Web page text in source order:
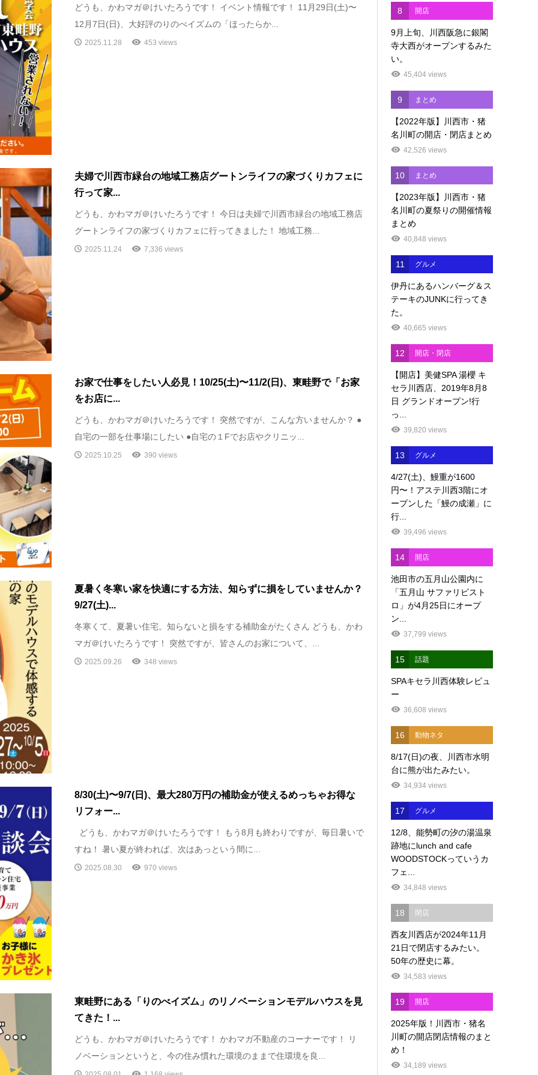
どうも、かわマガ＠けいたろうです！ イベント情報です！ 11月29日(土)〜
12月7日(日)、大好評のりのべイズムの「ほったらか...
2025.11.28 453 views
夫婦で川西市緑台の地域工務店グートンライフの家づくりカフェに
行って家...
どうも、かわマガ＠けいたろうです！ 今日は夫婦で川西市緑台の地域工務店
グートンライフの家づくりカフェに行ってきました！ 地域工務...
2025.11.24 7,336 views
お家で仕事をしたい人必見！10/25(土)〜11/2(日)、東畦野で「お家
をお店に...
どうも、かわマガ＠けいたろうです！ 突然ですが、こんな方いませんか？ ●
自宅の一部を仕事場にしたい ●自宅の１Fでお店やクリニッ...
2025.10.25 390 views
夏暑く冬寒い家を快適にする方法、知らずに損をしていませんか？
9/27(土)...
冬寒くて、夏暑い住宅。知らないと損をする補助金がたくさん どうも、かわ
マガ＠けいたろうです！ 突然ですが、皆さんのお家について、...
2025.09.26 348 views
8/30(土)〜9/7(日)、最大280万円の補助金が使えるめっちゃお得な
リフォー...
どうも、かわマガ＠けいたろうです！ もう8月も終わりですが、毎日暑いで
すね！ 暑い夏が終われば、次はあっという間に...
2025.08.30 970 views
東畦野にある「りのべイズム」のリノベーションモデルハウスを見
てきた！...
どうも、かわマガ＠けいたろうです！ かわマガ不動産のコーナーです！ リ
ノベーションというと、今の住み慣れた環境のままで住環境を良...
8 開店
9月上旬、川西阪急に銀閣
寺大西がオープンするみた
い。
45,404 views
9 まとめ
【2022年版】川西市・猪
名川町の開店・閉店まとめ
42,526 views
10 まとめ
【2023年版】川西市・猪
名川町の夏祭りの開催情報
まとめ
40,848 views
11 グルメ
伊丹にあるハンバーグ＆ス
テーキのJUNKに行ってき
た。
40,665 views
12 開店・閉店
【開店】美健SPA 湯櫻 キ
セラ川西店、2019年8月8
日 グランドオープン!行
っ...
39,820 views
13 グルメ
4/27(土)、鰻重が1600
円〜！アステ川西3階にオ
ープンした「鰻の成瀬」に
行...
39,496 views
14 開店
池田市の五月山公園内に
「五月山 サファリビスト
ロ」が4月25日にオープ
ン...
37,799 views
15 話題
SPAキセラ川西体験レビュ
ー
36,608 views
16 動物ネタ
8/17(日)の夜、川西市水明
台に熊が出たみたい。
34,934 views
17 グルメ
12/8、能勢町の汐の湯温泉
跡地にlunch and cafe
WOODSTOCKっていうカ
フェ...
34,848 views
18 閉店
西友川西店が2024年11月
21日で閉店するみたい。
50年の歴史に幕。
34,583 views
19 開店
2025年版！川西市・猪名
川町の開店閉店情報のまと
め！
34,189 views